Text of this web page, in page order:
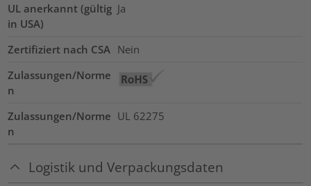
UL anerkannt (gültig
in USA)
Ja
Zertifiziert nach CSA Nein
Zulassungen/Norme
n
Zulassungen/Norme
n
UL 62275
Logistik und Verpackungsdaten